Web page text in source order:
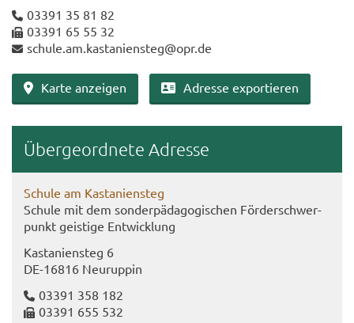
03391 35 81 82
03391 65 55 32
schu­le.am.kas­ta­ni­en­steg@opr.de
Karte an­zei­gen Adres­se ex­por­tie­ren
Über­ge­ord­ne­te Adres­se
Schu­le am Kas­ta­ni­en­steg
Schu­le mit dem son­der­päd­ago­gi­schen För­der­schwer­
punkt geis­ti­ge Ent­wick­lung
Kas­ta­ni­en­steg 6
DE-​16816 Neu­rup­pin
03391 358 182
03391 655 532